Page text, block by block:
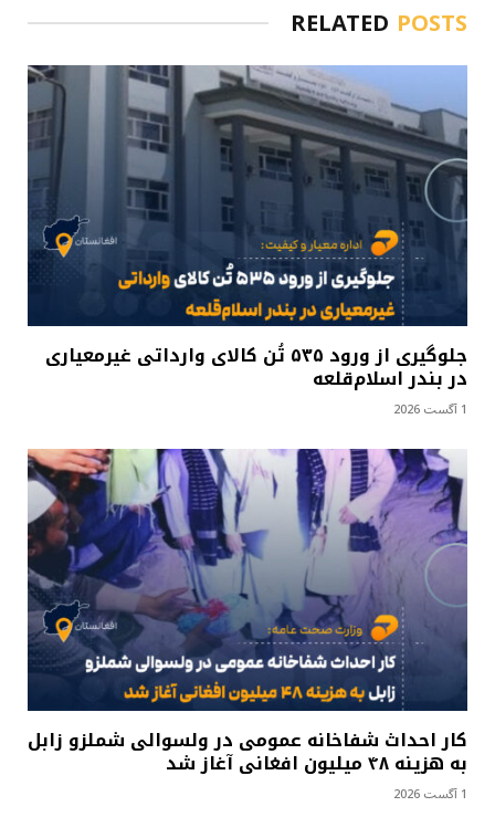
RELATED POSTS
جلوگیری از ورود ۵۳۵ تُن کالای وارداتی غیرمعیاری
در بندر اسلام‌قلعه
1 آگست 2026
کار احداث شفاخانه عمومی در ولسوالی شملزو زابل
به هزینه ۴۸ میلیون افغانی آغاز شد
1 آگست 2026